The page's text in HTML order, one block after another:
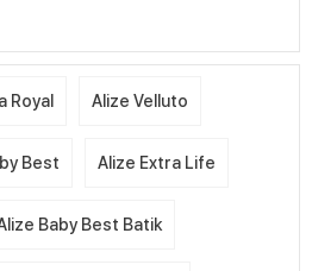
Royal Alize Velluto
Best Alize Extra Life
Baby Best Batik